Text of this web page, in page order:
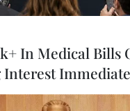
In Medical Bills
Interest